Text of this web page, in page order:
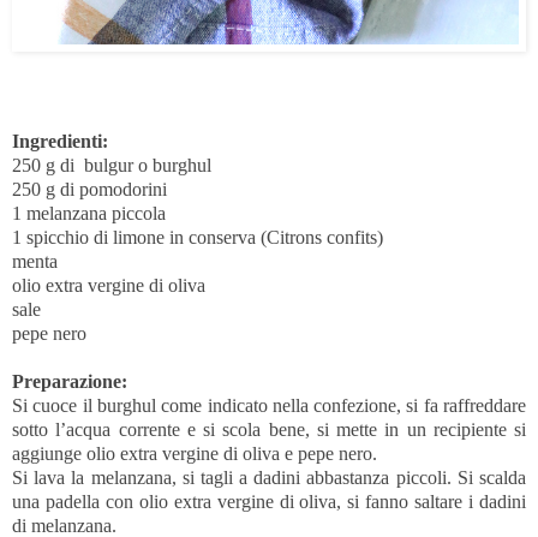
Ingredienti:
250 g di bulgur o burghul
250 g di pomodorini
1 melanzana piccola
1 spicchio di limone in conserva (Citrons confits)
menta
olio extra vergine di oliva
sale
pepe nero
Preparazione:
Si cuoce il burghul come indicato nella confezione, si fa raffreddare
sotto l’acqua corrente e si scola bene, si mette in un recipiente si
aggiunge olio extra vergine di oliva e pepe nero.
Si lava la melanzana, si tagli a dadini abbastanza piccoli. Si scalda
una padella con olio extra vergine di oliva, si fanno saltare i dadini
di melanzana.